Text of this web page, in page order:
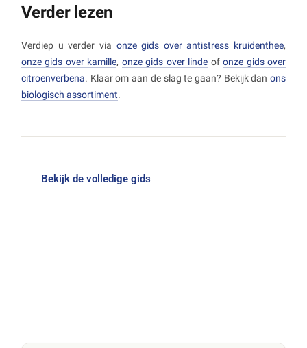
afgeraden.
Verder lezen
Verdiep u verder via onze gids over antistress kruidenthee,
onze gids over kamille, onze gids over linde ofonze gids over
citroenverbena. Klaar om aan de slag te gaan? Bekijk dan ons
biologisch assortiment.
Bekijk de volledige gids